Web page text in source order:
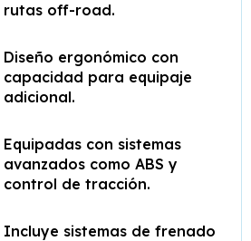
rutas off-road.
Diseño ergonómico con
capacidad para equipaje
adicional.
Equipadas con sistemas
avanzados como ABS y
control de tracción.
Incluye sistemas de frenado